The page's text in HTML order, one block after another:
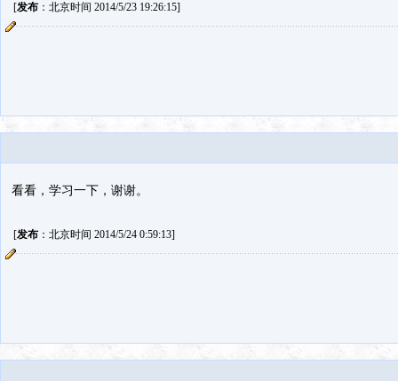
[发布：北京时间 2014/5/23 19:26:15]
看看，学习一下，谢谢。
[发布：北京时间 2014/5/24 0:59:13]